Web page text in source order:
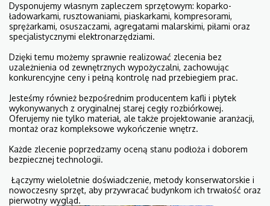
Dysponujemy własnym zapleczem sprzętowym: koparko-
ładowarkami, rusztowaniami, piaskarkami, kompresorami,
sprężarkami, osuszaczami, agregatami malarskimi, piłami oraz
specjalistycznymi elektronarzędziami.
Dzięki temu możemy sprawnie realizować zlecenia bez
uzależnienia od zewnętrznych wypożyczalni, zachowując
konkurencyjne ceny i pełną kontrolę nad przebiegiem prac.
Jesteśmy również bezpośrednim producentem kafli i płytek
wykonywanych z oryginalnej starej cegły rozbiórkowej.
Oferujemy nie tylko materiał, ale także projektowanie aranżacji,
montaż oraz kompleksowe wykończenie wnętrz.
Każde zlecenie poprzedzamy oceną stanu podłoża i doborem
bezpiecznej technologii.
Łączymy wieloletnie doświadczenie, metody konserwatorskie i
nowoczesny sprzęt, aby przywracać budynkom ich trwałość oraz
pierwotny wygląd.